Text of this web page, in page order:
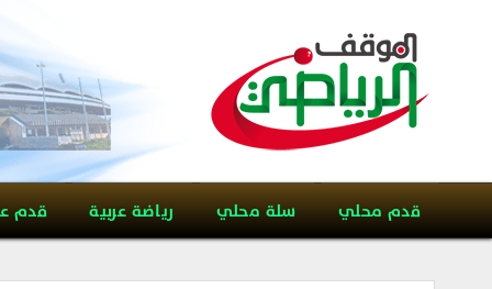
قدم محلي سلة محلي رياضة عربية قدم